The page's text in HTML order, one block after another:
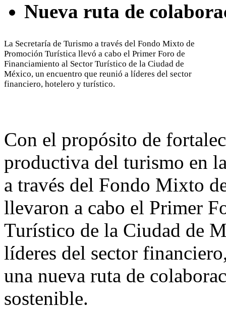
Nueva ruta de
La Secretaría de Turismo a través del Fondo Mixto de
Promoción Turística llevó a cabo el Primer Foro de
Financiamiento al Sector Turístico de la Ciudad de
México, un encuentro que reunió a líderes del sector
financiero, hotelero y turístico.
Con el propósito de
productiva del turismo en
a través del Fondo Mixto
llevaron a cabo el Primer
Turístico de la Ciudad de
líderes del sector
una nueva ruta de
sostenible.